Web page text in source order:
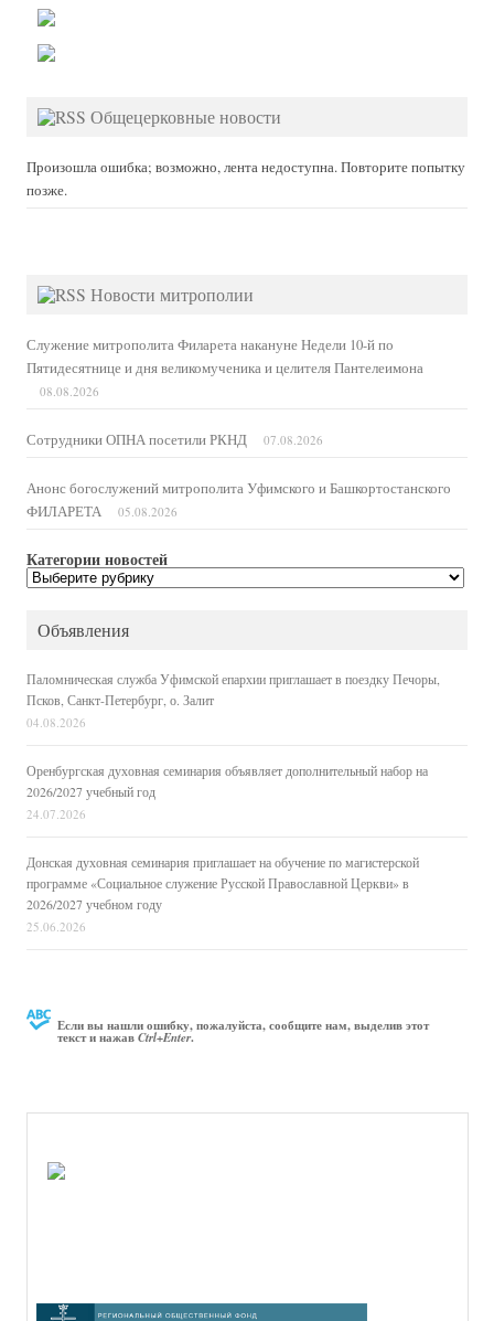
Общецерковные новости
Произошла ошибка; возможно, лента недоступна. Повторите попытку
позже.
Новости митрополии
Служение митрополита Филарета накануне Недели 10-й по
Пятидесятнице и дня великомученика и целителя Пантелеимона
08.08.2026
Сотрудники ОПНА посетили РКНД 07.08.2026
Анонс богослужений митрополита Уфимского и Башкортостанского
ФИЛАРЕТА
05.08.2026
Категории новостей
Категории
новостей
Объявления
Паломническая служба Уфимской епархии приглашает в поездку Печоры,
Псков, Санкт-Петербург, о. Залит
04.08.2026
Оренбургская духовная семинария объявляет дополнительный набор на
2026/2027 учебный год
24.07.2026
Донская духовная семинария приглашает на обучение по магистерской
программе «Социальное служение Русской Православной Церкви» в
2026/2027 учебном году
25.06.2026
Если вы нашли ошибку, пожалуйста, сообщите нам, выделив этот
текст и нажавCtrl+Enter.